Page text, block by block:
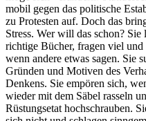
mobil gegen das politische
zu Protesten auf. Doch das
Stress. Wer will das schon? Sie
richtige Bücher, fragen viel und
wenn andere etwas sagen. Sie
Gründen und Motiven des
Denkens. Sie empören sich,
wieder mit dem Säbel rasseln
Rüstungsetat hochschrauben.